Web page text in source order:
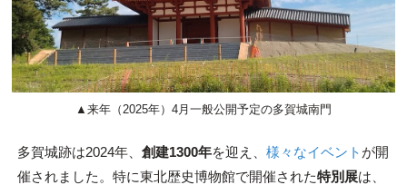
▲来年（2025年）4月一般公開予定の多賀城南門
多賀城跡は2024年、 創建1300年を迎え、 様々なイベント が開
催されました。特に東北歴史博物館で開催された特別展は、